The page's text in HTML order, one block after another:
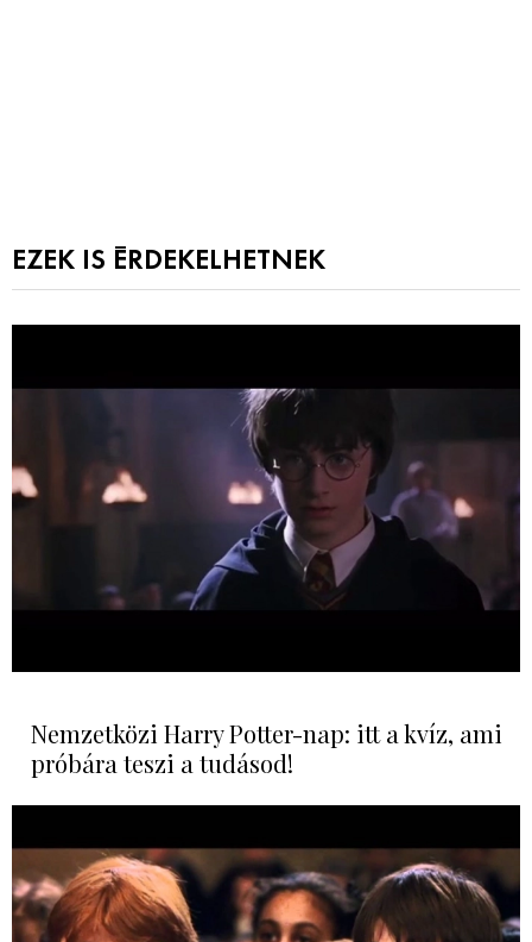
EZEK IS ÉRDEKELHETNEK
Nemzetközi Harry Potter-nap: itt a kvíz, ami
próbára teszi a tudásod!